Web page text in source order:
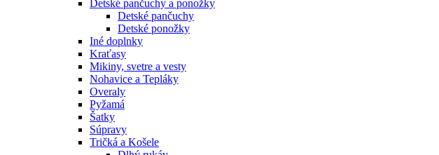
Detské pančuchy a ponožky
Detské pančuchy
Detské ponožky
Iné doplnky
Kraťasy
Mikiny, svetre a vesty
Nohavice a Tepláky
Overaly
Pyžamá
Šatky
Súpravy
Tričká a Košele